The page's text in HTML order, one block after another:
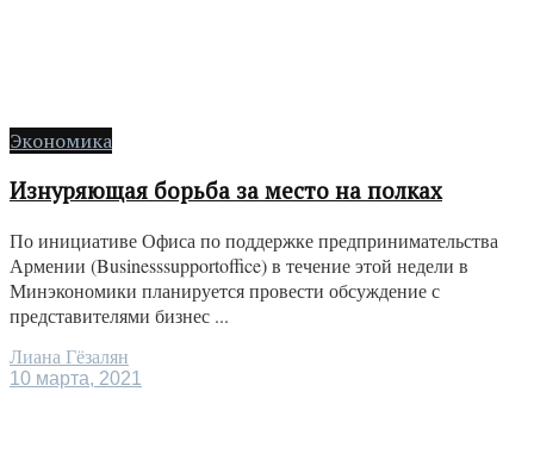
Экономика
Изнуряющая борьба за место на полках
По инициативе Офиса по поддержке предпринимательства
Армении (Businesssupportoffice) в течение этой недели в
Минэкономики планируется провести обсуждение с
представителями бизнес ...
Лиана Гёзалян
10 марта, 2021